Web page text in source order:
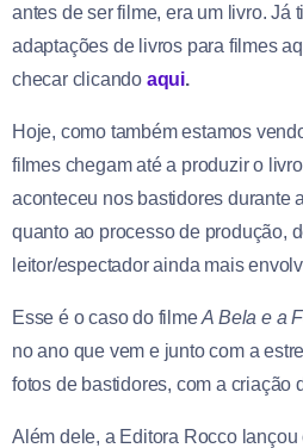
antes de ser filme, era um livro. Já
adaptações de livros para filmes
checar clicando aqui.
Hoje, como também estamos
filmes chegam até a produzir o
aconteceu nos bastidores durante
quanto ao processo de produção,
leitor/espectador ainda mais
Esse é o caso do filmeA Bela e a
no ano que vem e junto com a
fotos de bastidores, com a criação
Além dele, a Editora Rocco lançou